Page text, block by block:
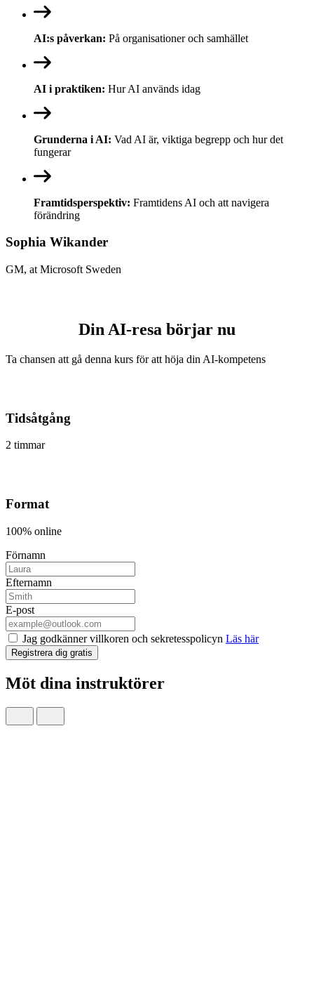
AI:s påverkan: På organisationer och samhället
AI i praktiken: Hur AI används idag
Grunderna i AI: Vad AI är, viktiga begrepp och hur det
fungerar
Framtidsperspektiv: Framtidens AI och att navigera
förändring
Sophia Wikander
GM, at Microsoft Sweden
Din AI-resa börjar nu
Ta chansen att gå denna kurs för att höja din AI-kompetens
Tidsåtgång
2 timmar
Format
100% online
Förnamn
Efternamn
E-post
Jag godkänner villkoren och sekretesspolicyn Läs här
Registrera dig gratis
Möt dina instruktörer